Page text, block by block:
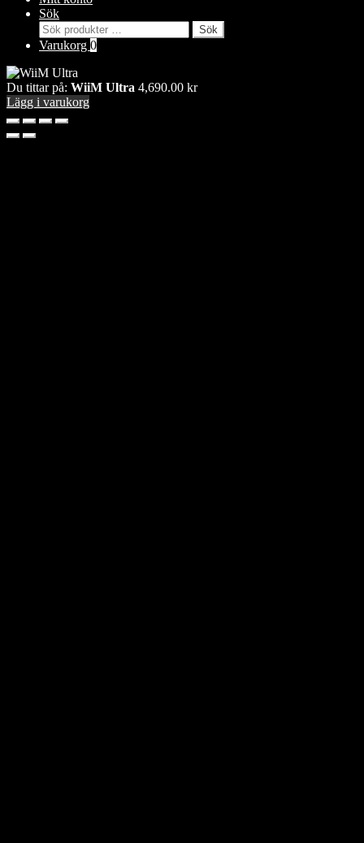
Sök
Sök
efter:
Sök
Varukorg 0
Du tittar på: WiiM Ultra 4,690.00 kr
Lägg i varukorg